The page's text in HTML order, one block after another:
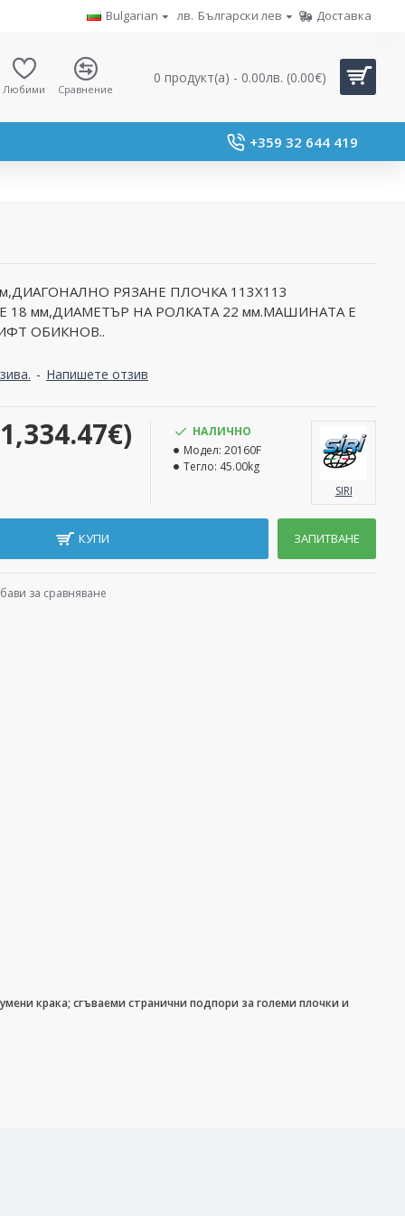
Bulgarian лв. Български лев Доставка
Любими Сравнение
0 продукт(а) - 0.00лв. (0.00€)
+359 32 644 419
РЯЗАНЕ ПЛОЧКА 113Х113
18 мм,ДИАМЕТЪР НА РОЛКАТА 22 мм.МАШИНАТА Е
ОБИКНОВ..
- Напишете отзив
НАЛИЧНО
Модел: 20160F
Тегло: 45.00kg
SIRI
КУПИ ЗАПИТВАНЕ
за сравняване
крака; сгъваеми странични подпори за големи плочки и